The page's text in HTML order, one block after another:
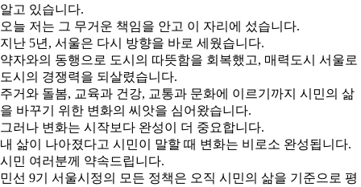
알고 있습니다.
오늘 저는 그 무거운 책임을 안고 이 자리에 섰습니다.
지난 5년, 서울은 다시 방향을 바로 세웠습니다.
약자와의 동행으로 도시의 따뜻함을 회복했고, 매력도시 서울로
도시의 경쟁력을 되살렸습니다.
주거와 돌봄, 교육과 건강, 교통과 문화에 이르기까지 시민의 삶
을 바꾸기 위한 변화의 씨앗을 심어왔습니다.
그러나 변화는 시작보다 완성이 더 중요합니다.
내 삶이 나아졌다고 시민이 말할 때 변화는 비로소 완성됩니다.
시민 여러분께 약속드립니다.
민선 9기 서울시정의 모든 정책은 오직 시민의 삶을 기준으로 평